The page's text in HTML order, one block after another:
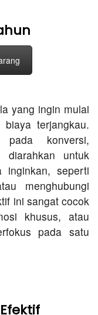
yang ingin mulai
terjangkau.
konversi,
diarahkan untuk
inginkan, seperti
menghubungi
ini sangat cocok
khusus, atau
pada satu